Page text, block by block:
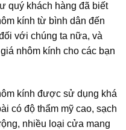
quý khách hàng đã biết
kính từ bình dân đến
với chúng ta nữa, và
nhôm kính cho các bạn
kính được sử dụng khá
có độ thẩm mỹ cao, sạch
nhiều loại cửa mang